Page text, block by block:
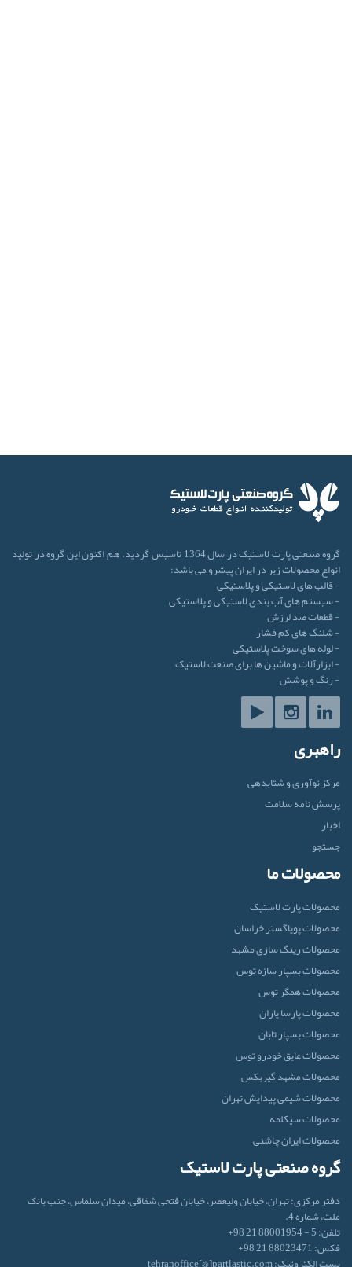
گروه صنعتی پارت لاستیک در سال 1364 تاسیس گردید. هم اکنون این گروه در تولید
انواع محصولات زیر در ایران پیشرو می باشد:
- قالب های لاستیکی و پلاستیکی
- سیستم های آب بندی لاستیکی و پلاستیکی
- قطعات ضد لرزش
- شلنگ های کم فشار
- لوله های سوخت پلاستیکی
- ابزارآلات و ماشین ها برای صنعت لاستیک
- رنگ و پوشش
راهبری
مرکز نوآوری و شتابدهی
پرسش نامه سلامت
اخبار
جستجو
محصولات ما
محصولات پارت لاستیک
محصولات پویاگستر خراسان
محصولات رینگ سازی مشهد
محصولات بسپار سازه توس
محصولات همگر توس
محصولات پارسا یاران
محصولات بسپار تابان
محصولات عایق خودرو توس
محصولات مشهد گیربکس
محصولات شیمی پیدایش تهران
محصولات سیکلمه
محصولات ایران‌ چاشنی
گروه صنعتی پارت لاستیک
دفتر مرکزی: تهران، خیابان ولیعصر، خیابان فتحی شقاقی، میدان سلماس، جنب بانک
ملت، شماره 4.
تلفن: 5 - 88001954 21 98+
فکس: 88023471 21 98+